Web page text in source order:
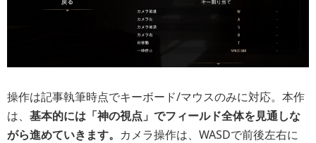
操作は記事執筆時点でキーボード/マウスのみに対応。本作
は、 基本的には「神の視点」でフィールド全体を見通しな
がら進めていきます。 カメラ操作は、WASDで前後左右に